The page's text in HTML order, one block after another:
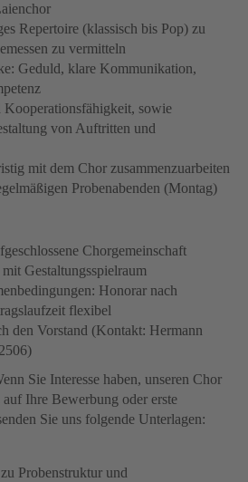
Repertoire (klassisch bis Pop) zu
zu vermitteln
Geduld, klare Kommunikation,
Kooperationsfähigkeit, sowie
von Auftritten und
mit dem Chor zusammenzuarbeiten
Probenabenden (Montag)
Chorgemeinschaft
Gestaltungsspielraum
Honorar nach
flexibel
den Vorstand (Kontakt: Hermann
Sie Interesse haben, unseren Chor
Ihre Bewerbung oder erste
Sie uns folgende Unterlagen:
Probenstruktur und